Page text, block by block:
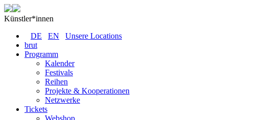
Künstler*innen
DE
EN
Unsere Locations
brut
Programm
Kalender
Festivals
Reihen
Projekte & Kooperationen
Netzwerke
Tickets
Webshop